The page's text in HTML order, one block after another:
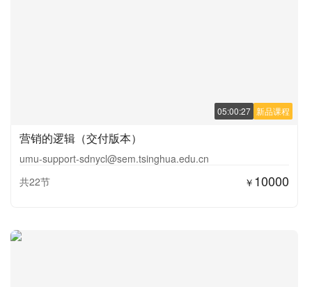
新品课程
05:00:27
营销的逻辑（交付版本）
umu-support-sdnycl@sem.tsinghua.edu.cn
共22节
￥ 10000